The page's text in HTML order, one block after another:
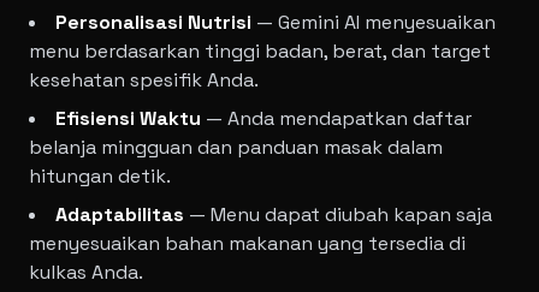
Personalisasi Nutrisi — Gemini AI menyesuaikan
menu berdasarkan tinggi badan, berat, dan target
kesehatan spesifik Anda.
Efisiensi Waktu — Anda mendapatkan daftar
belanja mingguan dan panduan masak dalam
hitungan detik.
Adaptabilitas — Menu dapat diubah kapan saja
menyesuaikan bahan makanan yang tersedia di
kulkas Anda.